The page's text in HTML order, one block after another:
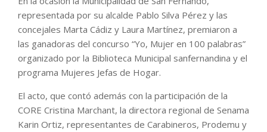
representada por su alcalde Pablo Silva Pérez y las
concejales Marta Cádiz y Laura Martínez, premiaron a
las ganadoras del concurso “Yo, Mujer en 100 palabras”
organizado por la Biblioteca Municipal sanfernandina y el
programa Mujeres Jefas de Hogar.
El acto, que contó además con la participación de la
CORE Cristina Marchant, la directora regional de Senama
Karin Ortiz, representantes de Carabineros, Prodemu y